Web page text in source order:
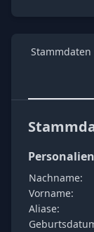
Stammdaten
Personalien
Nachname:
Vorname:
Aliase: